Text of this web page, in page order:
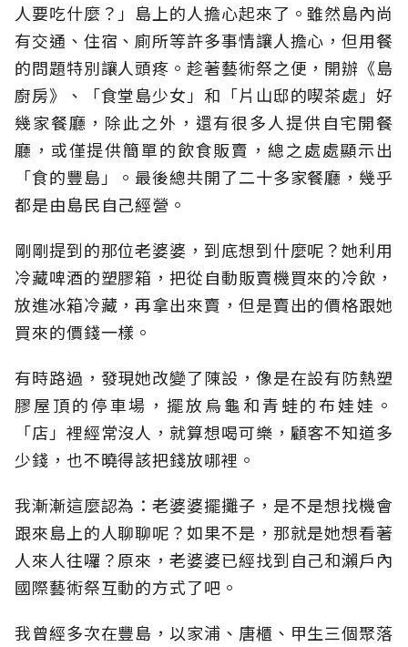
人要吃什麼？」島上的人擔心起來了。雖然島內尚
有交通、住宿、廁所等許多事情讓人擔心，但用餐
的問題特別讓人頭疼。趁著藝術祭之便，開辦《島
廚房》、「食堂島少女」和「片山邸的喫茶處」好
幾家餐廳，除此之外，還有很多人提供自宅開餐
廳，或僅提供簡單的飲食販賣，總之處處顯示出
「食的豐島」。最後總共開了二十多家餐廳，幾乎
都是由島民自己經營。
剛剛提到的那位老婆婆，到底想到什麼呢？她利用
冷藏啤酒的塑膠箱，把從自動販賣機買來的冷飲，
放進冰箱冷藏，再拿出來賣，但是賣出的價格跟她
買來的價錢一樣。
有時路過，發現她改變了陳設，像是在設有防熱塑
膠屋頂的停車場，擺放烏龜和青蛙的布娃娃。
「店」裡經常沒人，就算想喝可樂，顧客不知道多
少錢，也不曉得該把錢放哪裡。
我漸漸這麼認為：老婆婆擺攤子，是不是想找機會
跟來島上的人聊聊呢？如果不是，那就是她想看著
人來人往囉？原來，老婆婆已經找到自己和瀨戶內
國際藝術祭互動的方式了吧。
我曾經多次在豐島，以家浦、唐櫃、甲生三個聚落